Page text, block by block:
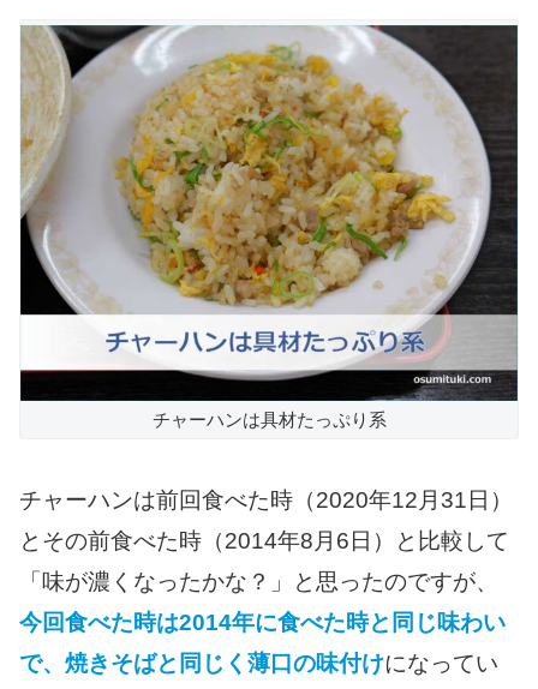
チャーハンは具材たっぷり系
チャーハンは前回食べた時（2020年12月31日）
とその前食べた時（2014年8月6日）と比較して
「味が濃くなったかな？」と思ったのですが、
今回食べた時は2014年に食べた時と同じ味わい
で、焼きそばと同じく薄口の味付けになってい